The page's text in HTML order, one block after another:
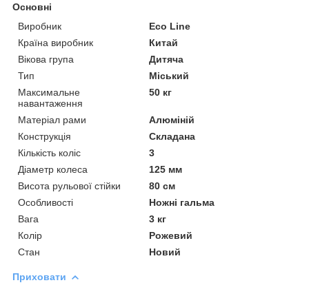
Основні
Виробник
Eco Line
Країна виробник
Китай
Вікова група
Дитяча
Тип
Міський
Максимальне
навантаження
50 кг
Матеріал рами
Алюміній
Конструкція
Складана
Кількість коліс
3
Діаметр колеса
125 мм
Висота рульової стійки
80 см
Особливості
Ножні гальма
Вага
3 кг
Колір
Рожевий
Стан
Новий
Приховати